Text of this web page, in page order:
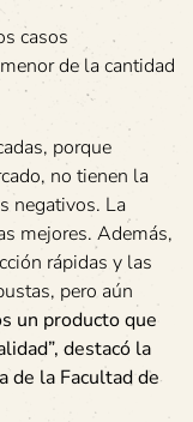
casos
de la cantidad
porque
no tienen la
negativos. La
mejores. Además,
rápidas y las
pero aún
un producto que
destacó la
de la Facultad de